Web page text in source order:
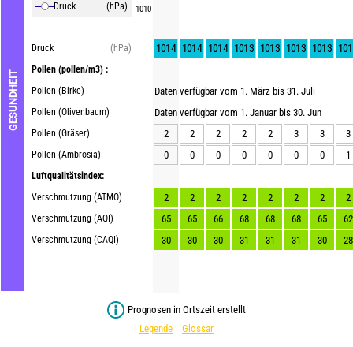
GESUNDHEIT
Druck (hPa)
Druck
(hPa)
Pollen (pollen/m3) :
Pollen (Birke)
Pollen (Olivenbaum)
Pollen (Gräser)
Pollen (Ambrosia)
Luftqualitätsindex:
Verschmutzung (ATMO)
Verschmutzung (AQI)
Verschmutzung (CAQI)
1010
1014 1014 1014 1013 1013 1013 1013
Daten verfügbar vom 1. März bis 31. Juli
Daten verfügbar vom 1. Januar bis 30. Jun
2
2 2 2 2 3 3
3
0
0 0 0 0 0 0 1
2 2 2 2 2 2 2
2
65
65 66 68 68 68 65
62
30
30 30 31 31 31 30 28
Prognosen in Ortszeit erstellt
Legende
Glossar